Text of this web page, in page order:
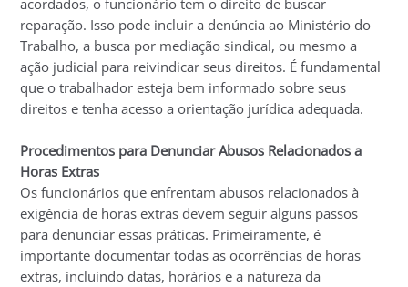
acordados, o funcionário tem o direito de buscar
reparação. Isso pode incluir a denúncia ao Ministério do
Trabalho, a busca por mediação sindical, ou mesmo a
ação judicial para reivindicar seus direitos. É fundamental
que o trabalhador esteja bem informado sobre seus
direitos e tenha acesso a orientação jurídica adequada.
Procedimentos para Denunciar Abusos Relacionados a
Horas Extras
Os funcionários que enfrentam abusos relacionados à
exigência de horas extras devem seguir alguns passos
para denunciar essas práticas. Primeiramente, é
importante documentar todas as ocorrências de horas
extras, incluindo datas, horários e a natureza da